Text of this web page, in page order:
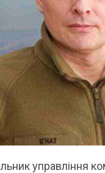
управління